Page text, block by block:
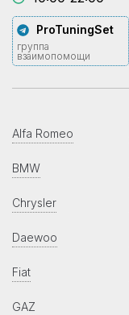
ProTuningSet
группа
взаимопомощи
Alfa Romeo
BMW
Chrysler
Daewoo
Fiat
GAZ